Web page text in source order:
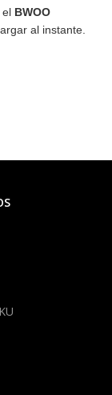
el BWOO
al instante.